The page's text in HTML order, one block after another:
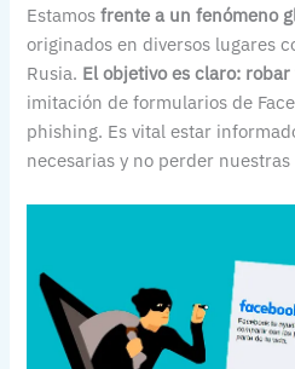
Estamosfrente a un fenómeno
originados en diversos lugares
Rusia. El objetivo es claro:
imitación de formularios de
phishing. Es vital estar
necesarias y no perder nuestras